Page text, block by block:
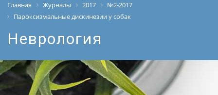
Главная Журналы 2017
№2-2017
Пароксизмальные дискинезии у собак
Неврология